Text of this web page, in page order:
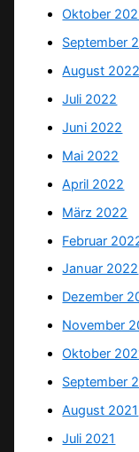
Oktober
September
August 2022
Juli 2022
Juni 2022
Mai 2022
April 2022
März 2022
Februar
Januar 2022
Dezember
November
Oktober
September
August 2021
Juli 2021